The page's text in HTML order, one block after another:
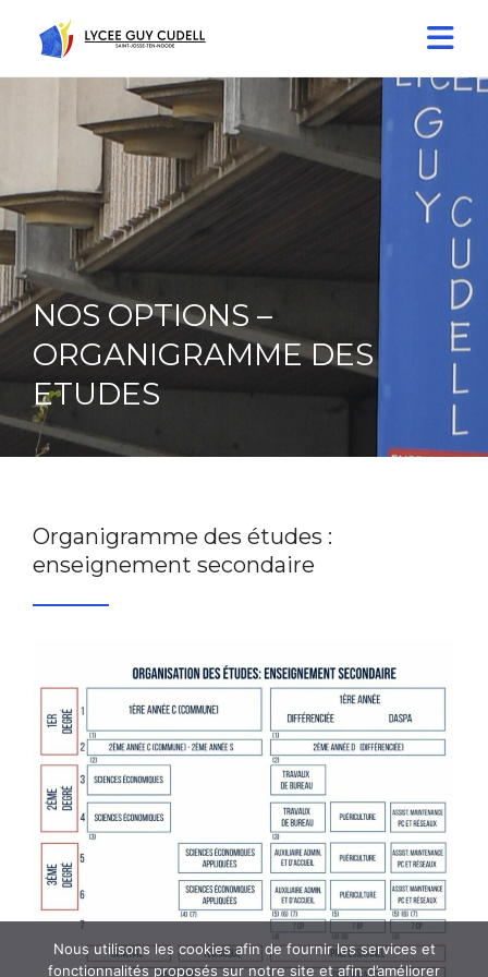
NOS OPTIONS –
ORGANIGRAMME DES
ETUDES
Organigramme des études :
enseignement secondaire
Nous utilisons les cookies afin de fournir les services et
fonctionnalités proposés sur notre site et afin d’améliorer